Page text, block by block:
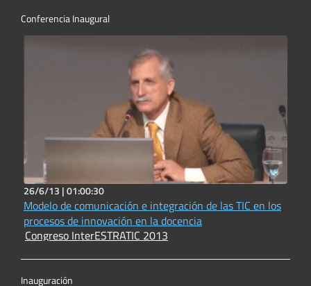
Conferencia Inaugural
26/6/13 |01:00:30
Modelo de comunicación e integración de las TIC en los
procesos de innovación en la docencia
Congreso InterESTRATIC 2013
Inauguración